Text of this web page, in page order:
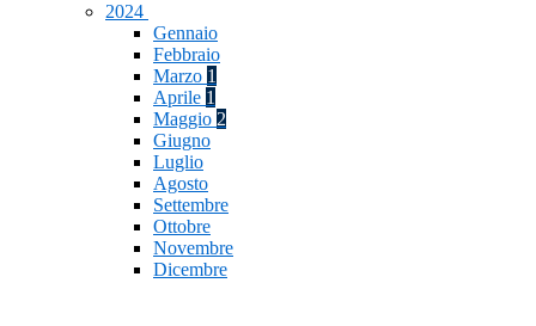
2024
Gennaio
Febbraio
Marzo 1
Aprile 1
Maggio 2
Giugno
Luglio
Agosto
Settembre
Ottobre
Novembre
Dicembre